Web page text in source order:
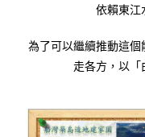
依賴東江
為了可以繼續推動這
走各方，以「